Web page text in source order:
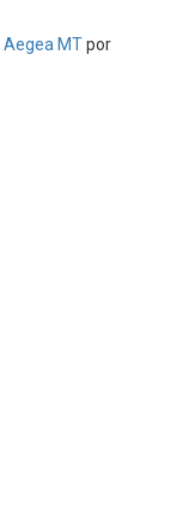
Aegea MTpor